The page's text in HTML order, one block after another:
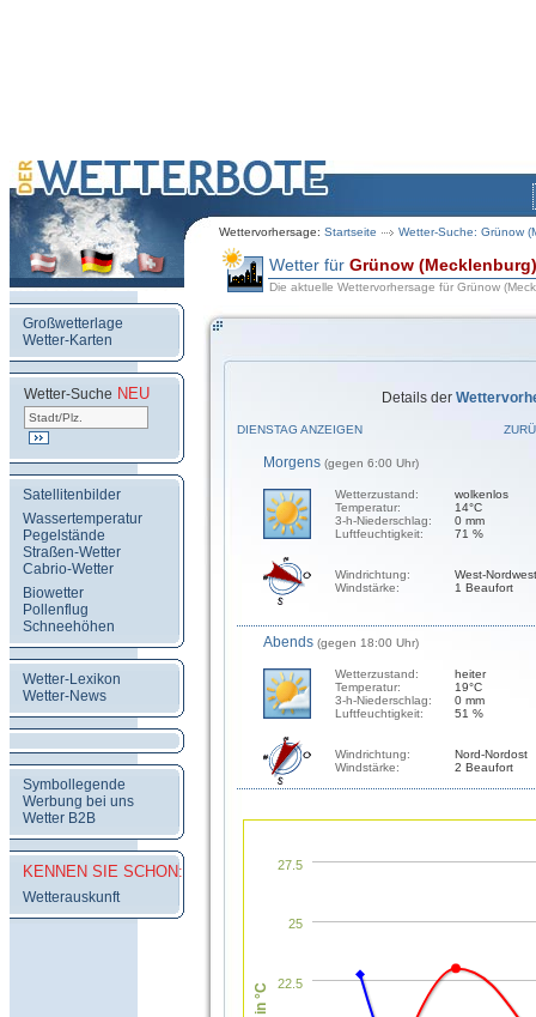
Wettervorhersage: Startseite Wetter-Suche: Grünow
Großwetterlage
Wetter-Karten
Wetter-Suche NEU
Satellitenbilder
Wassertemperatur
Pegelstände
Straßen-Wetter
Cabrio-Wetter
Biowetter
Pollenflug
Schneehöhen
Wetter-Lexikon
Wetter-News
Symbollegende
Werbung bei uns
Wetter B2B
KENNEN SIE SCHON:
Wetterauskunft
Wetter für Grünow (Mecklenburg)
Die aktuelle Wettervorhersage für Grünow
Details der
DIENSTAG ANZEIGEN
Morgens (gegen 6:00 Uhr)
Wetterzustand:
Temperatur:
3-h-Niederschlag:
Luftfeuchtigkeit:
wolkenlos
14°C
0 mm
71 %
Windrichtung:
Windstärke:
West-Nordwest
1 Beaufort
Abends (gegen 18:00 Uhr)
Wetterzustand:
Temperatur:
3-h-Niederschlag:
Luftfeuchtigkeit:
heiter
19°C
0 mm
51 %
Windrichtung:
Windstärke:
Nord-Nordost
2 Beaufort
22.5
25
27.5